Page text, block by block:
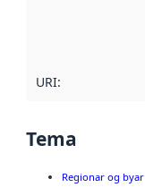
URI:
Tema
Regionar og byar